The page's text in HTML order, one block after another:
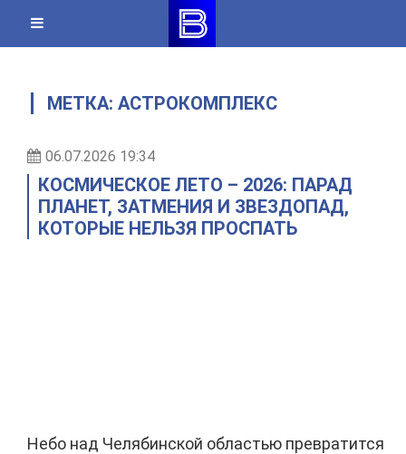
content
МЕТКА:АСТРОКОМПЛЕКС
06.07.2026 19:34
КОСМИЧЕСКОЕ ЛЕТО – 2026: ПАРАД
ПЛАНЕТ, ЗАТМЕНИЯ И ЗВЕЗДОПАД,
КОТОРЫЕ НЕЛЬЗЯ ПРОСПАТЬ
Небо над Челябинской областью превратится